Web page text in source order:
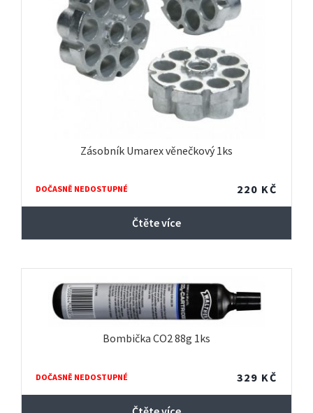
Zásobník Umarex věnečkový 1ks
DOČASNĚ NEDOSTUPNÉ 220 KČ
Čtěte více
Bombička CO2 88g 1ks
DOČASNĚ NEDOSTUPNÉ 329 KČ